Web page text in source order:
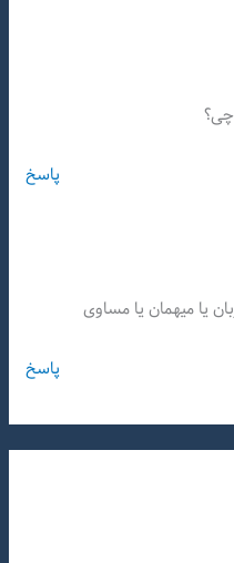
چی؟
پاسخ
یا میهمان یا مساوی
پاسخ